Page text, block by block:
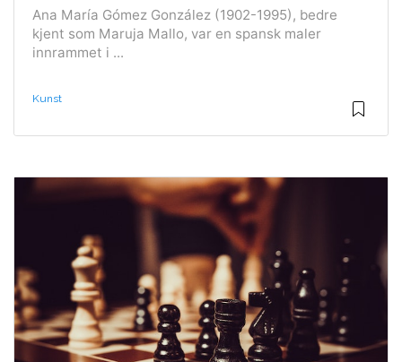
Ana María Gómez González (1902-1995), bedre
kjent som Maruja Mallo, var en spansk maler
innrammet i ...
Kunst